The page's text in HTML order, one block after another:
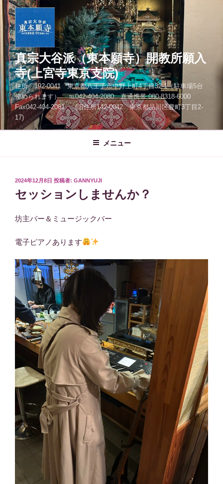
コ
ン
テ
ン
へ
ス
キ
ッ
プ
真宗大谷派（東本願寺）開教所願入
寺(上宮寺東京支院)
住所 192-0041 東京都八王子市中野上町4丁目32-1（駐車場5台
停められます） ℡042-404-2080 直通携帯 080-8318-6000
Fax042-404-2081 (旧住所142-0042 東京都品川区豊町3丁目2-
17)
メニュー
投
稿
日:
2024年12月8日 投稿者: GANNYUJI
セッションしませんか？
坊主バー＆ミュージックバー
電子ピアノあります